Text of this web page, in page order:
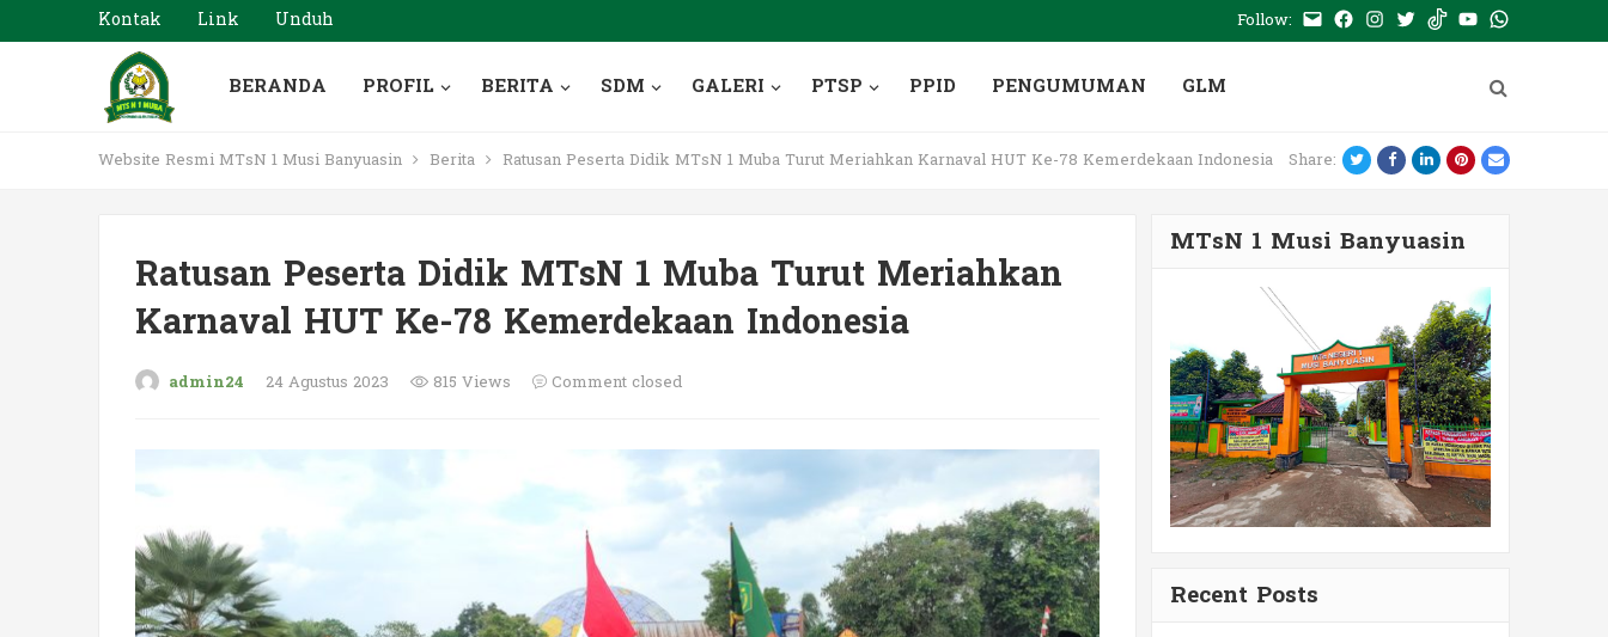
Kontak Link Unduh Follow: E- Facebook
Instagram
TwitterTiktokYoutubeWhatsApp
BERANDA PROFIL BERITA SDM GALERI PTSP PPID PENGUMUMAN GLM
Website Resmi MTsN 1 Musi Banyuasin Berita Ratusan Peserta Didik MTsN 1 Muba Turut Meriahkan Karnaval HUT Ke-78 Kemerdekaan Indonesia Share: TwitterFacebookLinkedIn
Pinterest
Email
Ratusan Peserta Didik MTsN 1 Muba Turut Meriahkan
Karnaval HUT Ke-78 Kemerdekaan Indonesia
admin24 24 Agustus 2023 815 Views Comment closed
MTsN 1 Musi Banyuasin
Recent Posts